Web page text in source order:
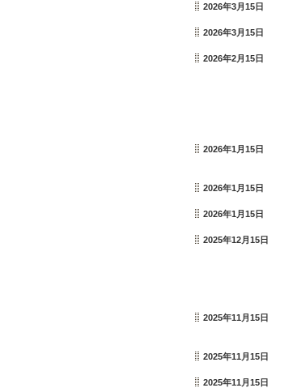
2026年3月15日
2026年3月15日
2026年2月15日
2026年1月15日
2026年1月15日
2026年1月15日
2025年12月15日
2025年11月15日
2025年11月15日
2025年11月15日